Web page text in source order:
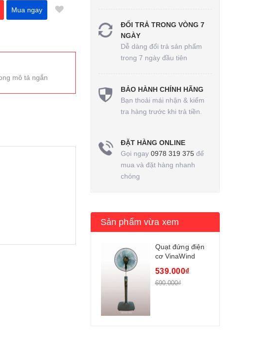
Mua ngay
mô tả ngắn
ĐỔI TRẢ TRONG VÒNG 7
NGÀY
Dễ dàng đổi trả sản phẩm
trong 7 ngày đầu tiên
BẢO HÀNH CHÍNH HÃNG
Bạn thoải mái nhận & kiểm
tra hàng trước khi trả tiền.
ĐẶT HÀNG ONLINE
Gọi ngay 0978 319 375để
mua và đặt hàng nhanh
chóng
Sản phẩm vừa xem
Quạt đứng điện
cơ VinaWind
539.000₫
690.000₫